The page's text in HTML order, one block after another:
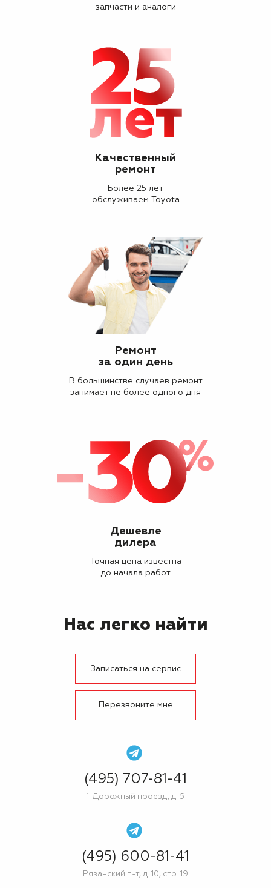
запчасти и аналоги
Качественный
ремонт
Более 25 лет
обслуживаем Toyota
Ремонт
за один день
В большинстве случаев ремонт
занимает не более одного дня
Дешевле
дилера
Точная цена известна
до начала работ
Нас легко найти
Записаться на сервис
Перезвоните мне
(495) 707-81-41
1-Дорожный проезд, д. 5
(495) 600-81-41
Рязанский п-т, д. 10, стр. 19